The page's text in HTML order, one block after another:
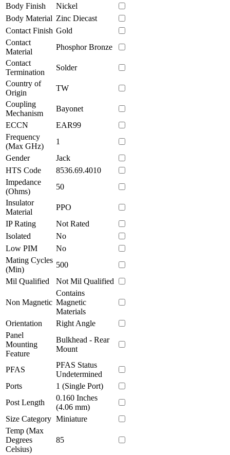
Body Finish
Nickel
Body Material Zinc Diecast
Contact Finish Gold
Contact
Material
Phosphor Bronze
Contact
Termination
Solder
Country of
Origin
TW
Coupling
Mechanism
Bayonet
ECCN
EAR99
Frequency
(Max GHz)
1
Gender
Jack
HTS Code
8536.69.4010
Impedance
(Ohms)
50
Insulator
Material
PPO
IP Rating
Not Rated
Isolated
No
Low PIM
No
Mating Cycles
(Min)
500
Mil Qualified
Not Mil Qualified
Non Magnetic
Contains
Magnetic
Materials
Orientation
Right Angle
Panel
Mounting
Feature
Bulkhead - Rear
Mount
PFAS
PFAS Status
Undetermined
Ports
1 (Single Port)
Post Length
0.160 Inches
(4.06 mm)
Size Category Miniature
Temp (Max
Degrees
Celsius)
85